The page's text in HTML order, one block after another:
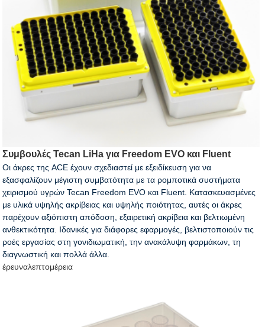
Συμβουλές Tecan LiHa για Freedom EVO και Fluent
Οι άκρες της ACE έχουν σχεδιαστεί με εξειδίκευση για να
εξασφαλίζουν μέγιστη συμβατότητα με τα ρομποτικά συστήματα
χειρισμού υγρών Tecan Freedom EVO και Fluent. Κατασκευασμένες
με υλικά υψηλής ακρίβειας και υψηλής ποιότητας, αυτές οι άκρες
παρέχουν αξιόπιστη απόδοση, εξαιρετική ακρίβεια και βελτιωμένη
ανθεκτικότητα. Ιδανικές για διάφορες εφαρμογές, βελτιστοποιούν τις
ροές εργασίας στη γονιδιωματική, την ανακάλυψη φαρμάκων, τη
διαγνωστική και πολλά άλλα.
έρευναλεπτομέρεια